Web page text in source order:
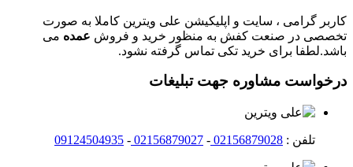
کاربر گرامی ، سایت و اپلیکیشن علی ویترین کاملا به صورت
تخصصی در صنعت کفش به منظور خرید و فروش عمده می
باشد.لطفا برای خرید تکی تماس گرفته نشود.
درخواست مشاوره جهت تبلیغات
تلفن : 02156879028
-
02156879027
-
09124504935